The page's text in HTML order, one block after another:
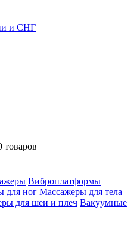
и СНГ
товаров
Виброплатформы
для ног Массажеры для тела
для шеи и плеч Вакуумные